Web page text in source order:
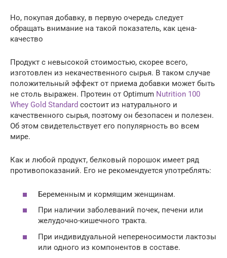
Но, покупая добавку, в первую очередь следует
обращать внимание на такой показатель, как цена-
качество
Продукт с невысокой стоимостью, скорее всего,
изготовлен из некачественного сырья. В таком случае
положительный эффект от приема добавки может быть
не столь выражен. Протеин от Optimum Nutrition 100
Whey Gold Standard состоит из натурального и
качественного сырья, поэтому он безопасен и полезен.
Об этом свидетельствует его популярность во всем
мире.
Как и любой продукт, белковый порошок имеет ряд
противопоказаний. Его не рекомендуется употреблять:
Беременным и кормящим женщинам.
При наличии заболеваний почек, печени или
желудочно-кишечного тракта.
При индивидуальной непереносимости лактозы
или одного из компонентов в составе.